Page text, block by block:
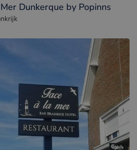
Dunkerque by Popinns